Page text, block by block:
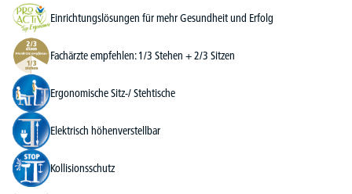
Einrichtungslösungen für mehr Gesundheit und Erfolg
Fachärzte empfehlen: 1/3 Stehen + 2/3 Sitzen
Ergonomische Sitz-/ Stehtische
Elektrisch höhenverstellbar
Kollisionsschutz